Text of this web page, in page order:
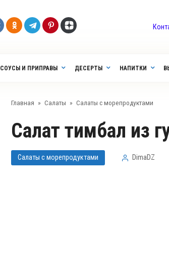
СОУСЫ И ПРИПРАВЫ ДЕСЕРТЫ НАПИТКИ
Главная » Салаты » Салаты с морепродуктами
Салат тимбал из
Салаты с морепродуктами DimaDZ